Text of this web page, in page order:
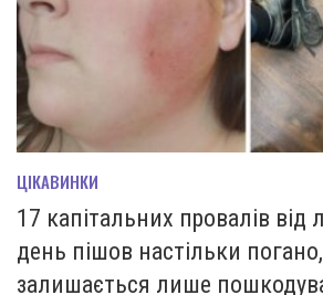
ЦІКАВИНКИ
17 капітальних провалів
день пішов настільки
залишається лише